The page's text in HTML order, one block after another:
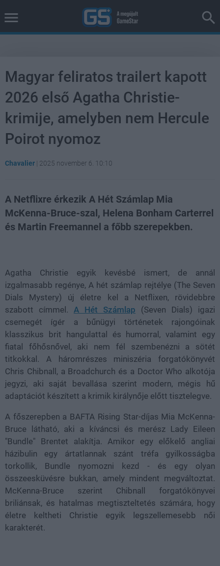
Magyar feliratos trailert kapott
2026 első Agatha Christie-
krimije, amelyben nem Hercule
Poirot nyomoz
Chavalier | 2025 november 6. 10:10
A Netflixre érkezik A Hét Számlap Mia
McKenna-Bruce-szal, Helena Bonham Carterrel
és Martin Freemannel a főbb szerepekben.
Agatha Christie egyik kevésbé ismert, de annál
izgalmasabb regénye, A hét számlap rejtélye (The Seven
Dials Mystery) új életre kel a Netflixen, rövidebbre
szabott címmel. A Hét Számlap (Seven Dials) igazi
csemegét ígér a bűnügyi történetek rajongóinak
klasszikus brit hangulattal és humorral, valamint egy
fiatal főhősnővel, aki nem fél szembenézni a sötét
titkokkal. A háromrészes miniszéria forgatókönyvét
Chris Chibnall, a Broadchurch és a Doctor Who alkotója
jegyzi, aki saját bevallása szerint modern, mégis hű
adaptációt készített a krimik királynője előtt tisztelegve.
A főszerepben a BAFTA Rising Star-díjas Mia McKenna-
Bruce látható, aki a kíváncsi és merész Lady Eileen
"Bundle" Brentet alakítja. Amikor egy előkelő angliai
házibulin egy ártatlannak szánt tréfa gyilkosságba
torkollik, Bundle nyomozni kezd - és egy olyan
összeesküvésre bukkan, amely mindent megváltoztat.
McKenna-Bruce szerint Chibnall forgatókönyvei
briliánsak, és hatalmas megtiszteltetés számára, hogy
életre keltheti Christie egyik legszellemesebb női
karakterét.